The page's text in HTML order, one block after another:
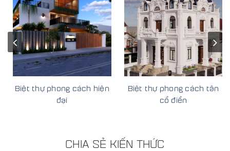
Biệt thự phong cách hiện
đại
Biệt thự phong cách tân
cổ điển
CHIA SẺ KIẾN THỨC